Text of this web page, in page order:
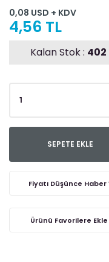
0,08 USD + KDV
4,56 TL
Kalan Stok : 402
SEPETE EKLE
Fiyatı Düşünce Haber